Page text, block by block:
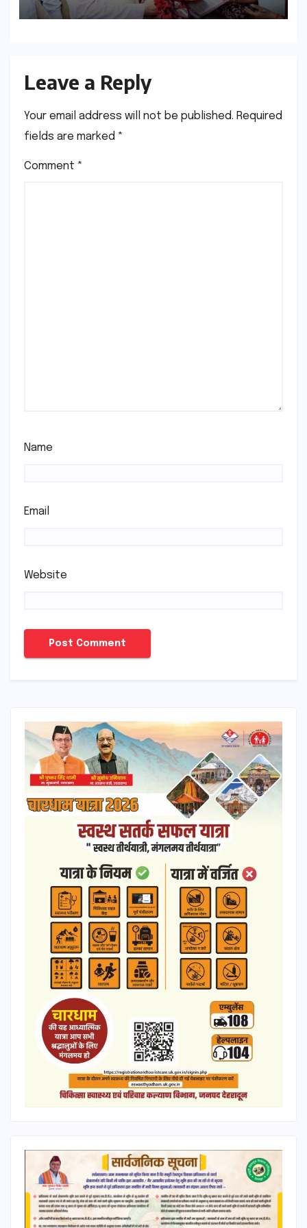
Leave a Reply
Your email address will not be published. Required
fields are marked *
Comment *
Name
Email
Website